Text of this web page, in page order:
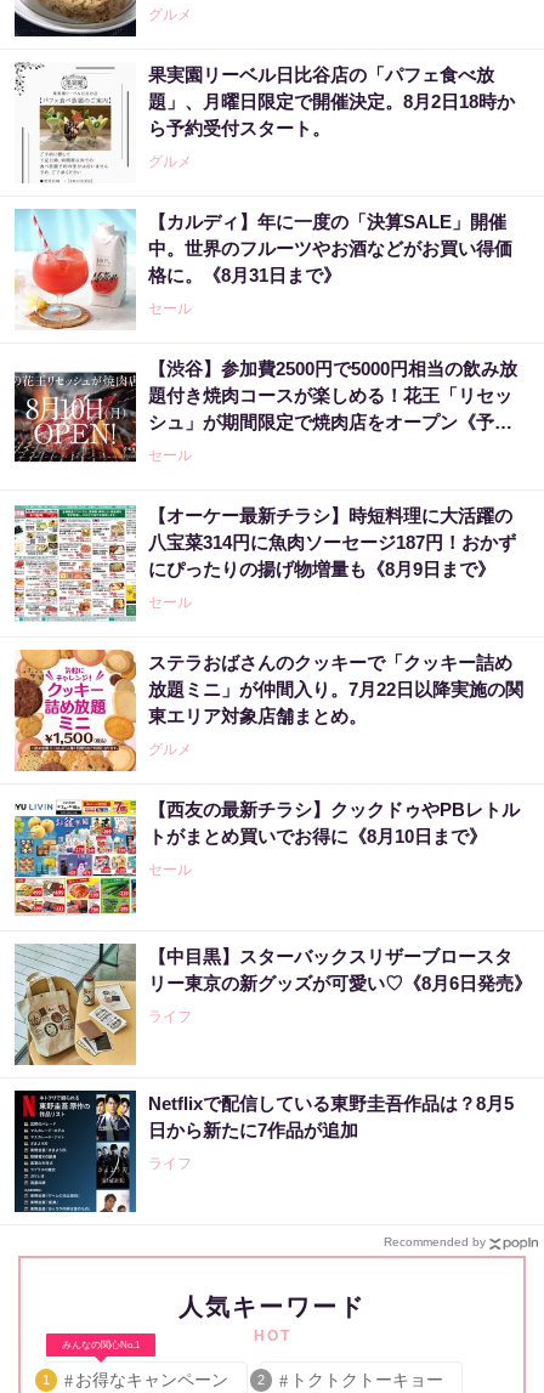
グルメ
果実園リーベル日比谷店の「パフェ食べ放
題」、月曜日限定で開催決定。8月2日18時か
ら予約受付スタート。
グルメ
【カルディ】年に一度の「決算SALE」開催
中。世界のフルーツやお酒などがお買い得価
格に。《8月31日まで》
セール
【渋谷】参加費2500円で5000円相当の飲み放
題付き焼肉コースが楽しめる！花王「リセッ
シュ」が期間限定で焼肉店をオープン《予約
受付中》
セール
【オーケー最新チラシ】時短料理に大活躍の
八宝菜314円に魚肉ソーセージ187円！おかず
にぴったりの揚げ物増量も《8月9日まで》
セール
ステラおばさんのクッキーで「クッキー詰め
放題ミニ」が仲間入り。7月22日以降実施の関
東エリア対象店舗まとめ。
グルメ
【西友の最新チラシ】クックドゥやPBレトル
トがまとめ買いでお得に《8月10日まで》
セール
【中目黒】スターバックスリザーブロースタ
リー東京の新グッズが可愛い♡《8月6日発売》
ライフ
Netflixで配信している東野圭吾作品は？8月5
日から新たに7作品が追加
ライフ
Recommended by
人気キーワード
HOT
みんなの関心No.1
1 お得なキャンペーン 2 トクトクトーキョー